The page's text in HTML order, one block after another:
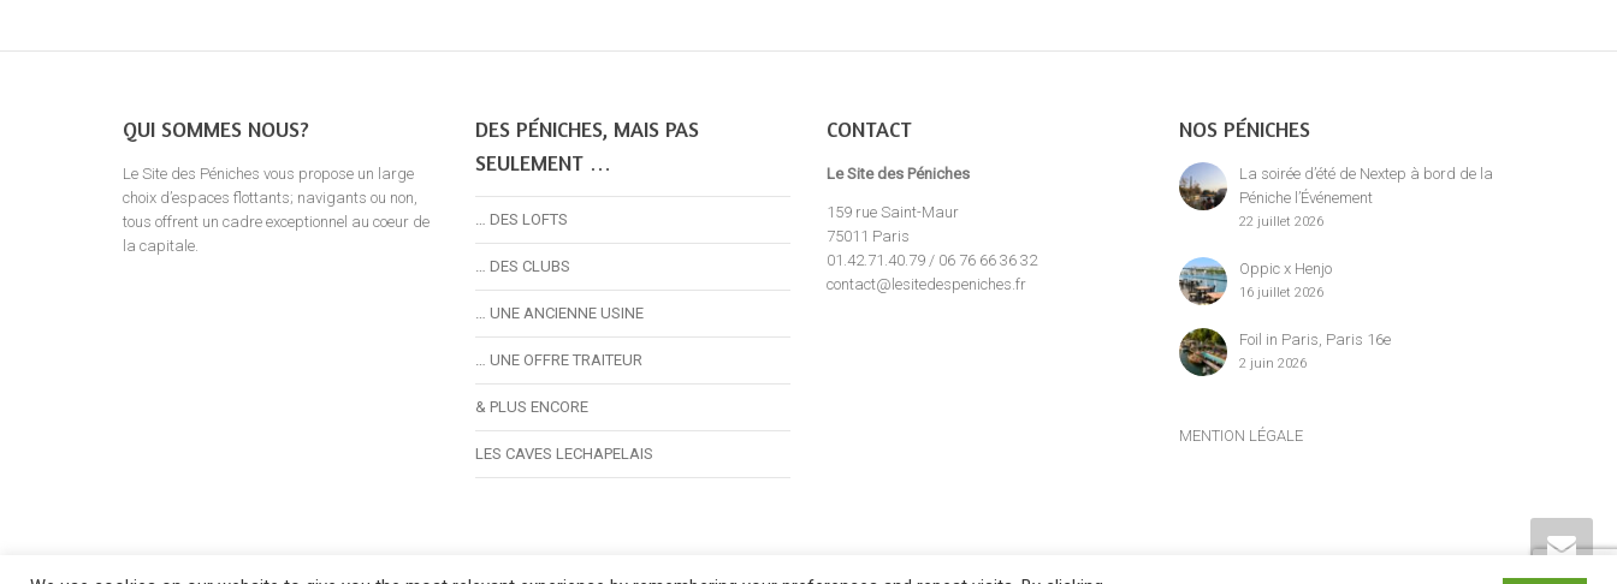
QUI SOMMES NOUS?
Le Site des Péniches vous propose un large
choix d’espaces flottants; navigants ou non,
tous offrent un cadre exceptionnel au coeur de
la capitale.
DES PÉNICHES, MAIS PAS
SEULEMENT …
… DES LOFTS
… DES CLUBS
… UNE ANCIENNE USINE
… UNE OFFRE TRAITEUR
& PLUS ENCORE
LES CAVES LECHAPELAIS
CONTACT
Le Site des Péniches
159 rue Saint-Maur
75011 Paris
01.42.71.40.79 / 06 76 66 36 32
contact@lesitedespeniches.fr
NOS PÉNICHES
La soirée d’été de Nextep à bord de la
Péniche l’Événement
22 juillet 2026
Oppic x Henjo
16 juillet 2026
Foil in Paris, Paris 16e
2 juin 2026
MENTION LÉGALE